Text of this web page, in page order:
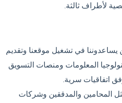
لأطراف ثالثة.
في تشغيل موقعنا وتقديم
المعلومات ومنصات التسويق
اتفاقيات سرية.
المحامين والمدققين وشركات